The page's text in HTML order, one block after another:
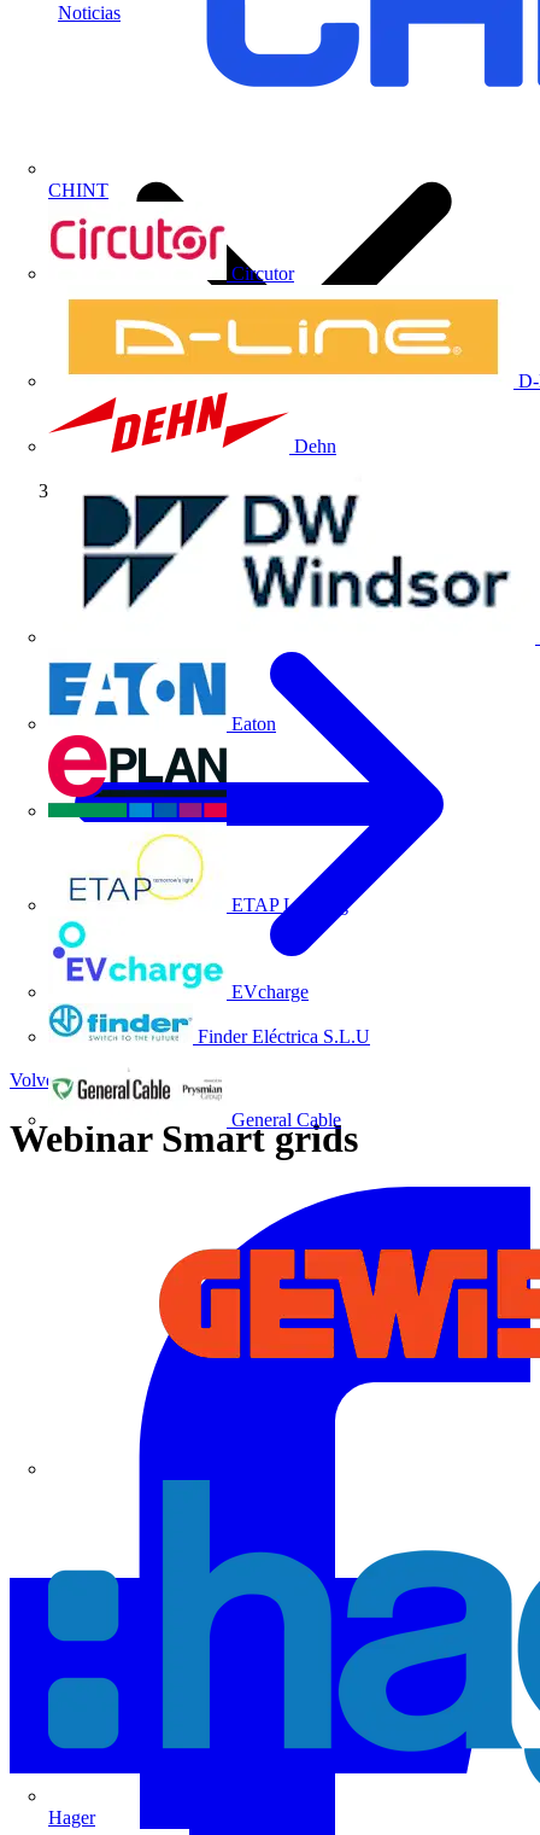
CHINT
Circutor
Dehn
Eaton
ETAP Lighting
EVcharge
Finder Eléctrica S.L.U
General Cable
Hager
Noticias
Volver a Noticias
Webinar Smart grids